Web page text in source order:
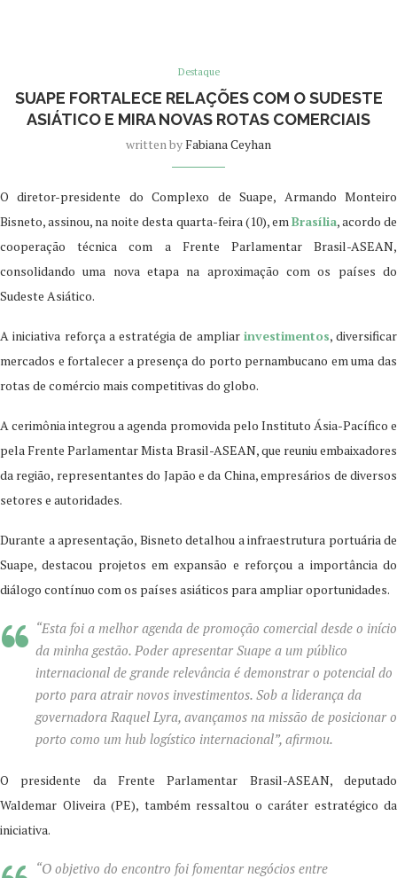
Destaque
SUAPE FORTALECE RELAÇÕES COM O SUDESTE
ASIÁTICO E MIRA NOVAS ROTAS COMERCIAIS
written byFabiana Ceyhan
O diretor-presidente do Complexo de Suape, Armando Monteiro
Bisneto, assinou, na noite desta quarta-feira (10), emBrasília, acordo de
cooperação técnica com a Frente Parlamentar Brasil-ASEAN,
consolidando uma nova etapa na aproximação com os países do
Sudeste Asiático.
A iniciativa reforça a estratégia de ampliar investimentos, diversificar
mercados e fortalecer a presença do porto pernambucano em uma das
rotas de comércio mais competitivas do globo.
A cerimônia integrou a agenda promovida pelo Instituto Ásia-Pacífico e
pela Frente Parlamentar Mista Brasil-ASEAN, que reuniu embaixadores
da região, representantes do Japão e da China, empresários de diversos
setores e autoridades.
Durante a apresentação, Bisneto detalhou a infraestrutura portuária de
Suape, destacou projetos em expansão e reforçou a importância do
diálogo contínuo com os países asiáticos para ampliar oportunidades.
“Esta foi a melhor agenda de promoção comercial desde o início
da minha gestão. Poder apresentar Suape a um público
internacional de grande relevância é demonstrar o potencial do
porto para atrair novos investimentos. Sob a liderança da
governadora Raquel Lyra, avançamos na missão de posicionar o
porto como um hub logístico internacional”, afirmou.
O presidente da Frente Parlamentar Brasil-ASEAN, deputado
Waldemar Oliveira (PE), também ressaltou o caráter estratégico da
iniciativa.
“O objetivo do encontro foi fomentar negócios entre